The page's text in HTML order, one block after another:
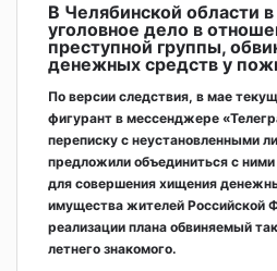
В Челябинской области
уголовное дело в
преступной группы,
денежных средств у
По версии следствия, в мае
фигурант в мессенджере
переписку с неустановленными
предложили объединиться с
для совершения хищения
имущества жителей Российской
реализации плана обвиняемый
летнего знакомого.